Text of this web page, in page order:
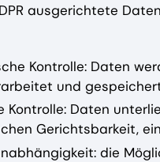
ausgerichtete
Kontrolle: Daten
und
Kontrolle: Daten
Gerichtsbarkeit,
die